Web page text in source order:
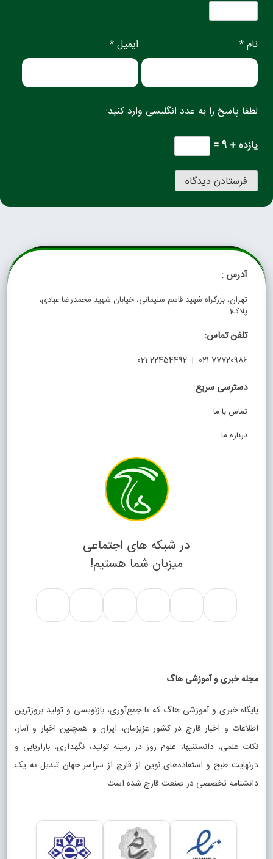
نام * ایمیل *
لطفا پاسخ را به عدد انگلیسی وارد کنید:
یازده + 9 =
آدرس :
تهران، بزرگراه شهید قاسم سلیمانی، خیابان شهید محمدرضا عبادی،
پلاک1
تلفن تماس:
021-77720986 | 021-22454492
دسترسی سریع
تماس با ما
درباره ما
در شبکه های اجتماعی
میزبان شما هستیم!
مجله خبری و آموزشی هاگ
پایگاه خبری و آموزشی هاگ که با جمع‌آوری، بازنویسی و تولید بروزترین
اطلاعات و اخبار قارچ در کشور عزیزمان، ایران و همچنین اخبار و آمار،
نکات علمی، دانستنیها، علوم روز در زمینه تولید، نگهداری، بازاریابی و
درنهایت طبخ و استفاده‌های نوین از قارچ از سراسر جهان تبدیل به یک
دانشنامه تخصصی در صنعت قارچ شده است.